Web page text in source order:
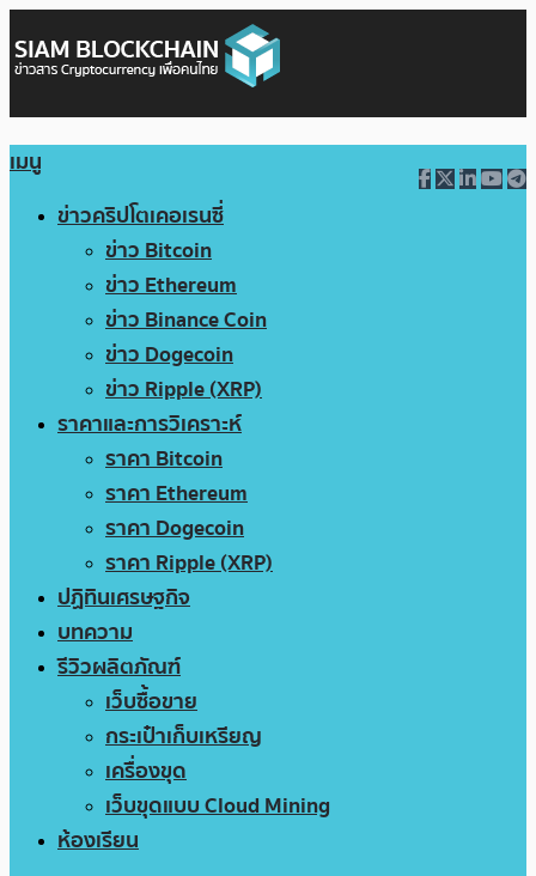
เมนู
ข่าวคริปโตเคอเรนซี่
ข่าว Bitcoin
ข่าว Ethereum
ข่าว Binance Coin
ข่าว Dogecoin
ข่าว Ripple (XRP)
ราคาและการวิเคราะห์
ราคา Bitcoin
ราคา Ethereum
ราคา Dogecoin
ราคา Ripple (XRP)
ปฏิทินเศรษฐกิจ
บทความ
รีวิวผลิตภัณฑ์
เว็บซื้อขาย
กระเป๋าเก็บเหรียญ
เครื่องขุด
เว็บขุดแบบ Cloud Mining
ห้องเรียน